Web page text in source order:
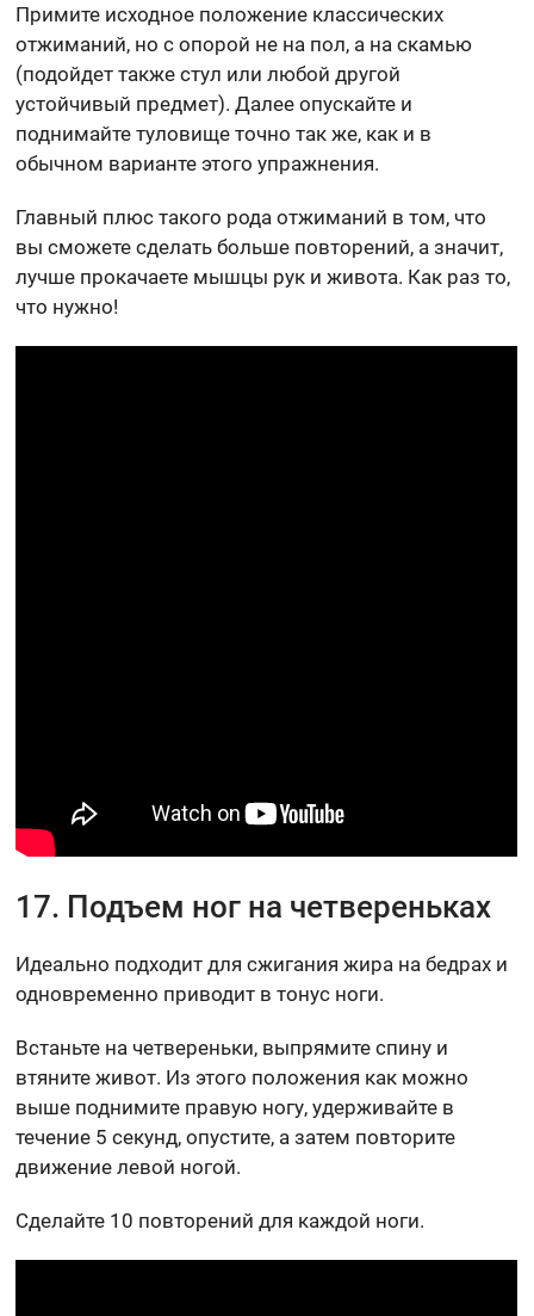
Примите исходное положение классических
отжиманий, но с опорой не на пол, а на скамью
(подойдет также стул или любой другой
устойчивый предмет). Далее опускайте и
поднимайте туловище точно так же, как и в
обычном варианте этого упражнения.
Главный плюс такого рода отжиманий в том, что
вы сможете сделать больше повторений, а значит,
лучше прокачаете мышцы рук и живота. Как раз то,
что нужно!
17. Подъем ног на четвереньках
Идеально подходит для сжигания жира на бедрах и
одновременно приводит в тонус ноги.
Встаньте на четвереньки, выпрямите спину и
втяните живот. Из этого положения как можно
выше поднимите правую ногу, удерживайте в
течение 5 секунд, опустите, а затем повторите
движение левой ногой.
Сделайте 10 повторений для каждой ноги.